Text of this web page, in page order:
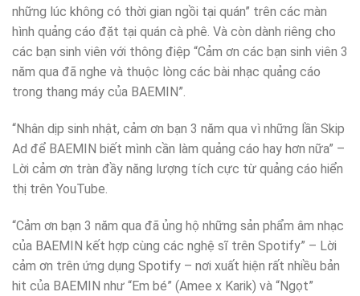
những lúc không có thời gian ngồi tại quán” trên các màn
hình quảng cáo đặt tại quán cà phê. Và còn dành riêng cho
các bạn sinh viên với thông điệp “Cảm ơn các bạn sinh viên 3
năm qua đã nghe và thuộc lòng các bài nhạc quảng cáo
trong thang máy của BAEMIN”.
“Nhân dịp sinh nhật, cảm ơn bạn 3 năm qua vì những lần Skip
Ad để BAEMIN biết mình cần làm quảng cáo hay hơn nữa” –
Lời cảm ơn tràn đầy năng lượng tích cực từ quảng cáo hiển
thị trên YouTube.
“Cảm ơn bạn 3 năm qua đã ủng hộ những sản phẩm âm nhạc
của BAEMIN kết hợp cùng các nghệ sĩ trên Spotify” – Lời
cảm ơn trên ứng dụng Spotify – nơi xuất hiện rất nhiều bản
hit của BAEMIN như “Em bé” (Amee x Karik) và “Ngọt”